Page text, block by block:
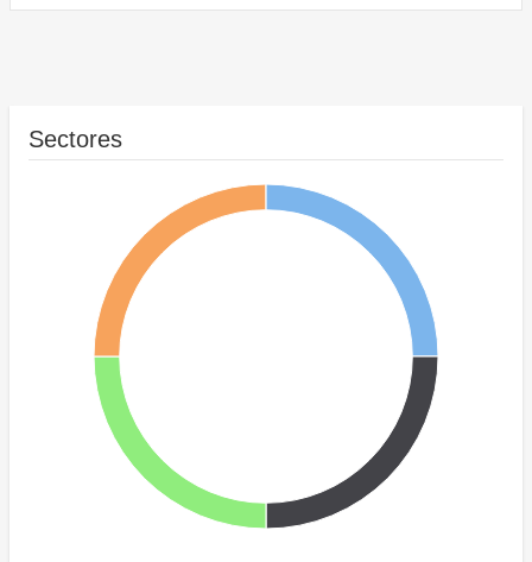
Sectores